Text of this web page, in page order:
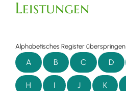
Leistungen
Alphabetisches Register überspringen
A B C D
H I J K